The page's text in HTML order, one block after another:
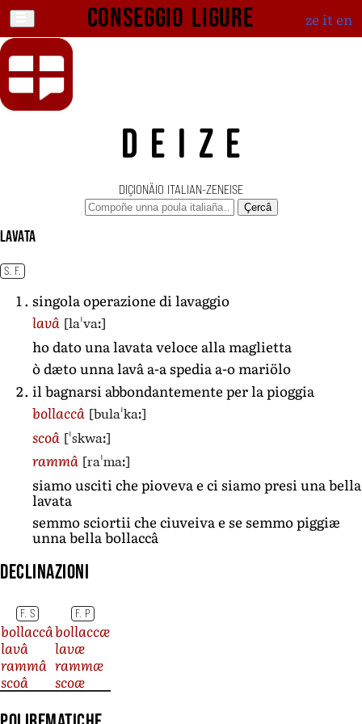
Conseggio ligure ze iten
DEIZE
DIÇIONÄIO ITALIAN-ZENEISE
Çercâ
lavata
S. F.
singola operazione di lavaggio
lavâ [laˈvaː]
ho dato una lavata veloce alla maglietta
ò dæto unna lavâ a-a spedia a-o mariölo
il bagnarsi abbondantemente per la pioggia
bollaccâ [bulaˈkaː]
scoâ [ˈskwaː]
rammâ [raˈmaː]
siamo usciti che pioveva e ci siamo presi una bella
lavata
semmo sciortii che ciuveiva e se semmo piggiæ
unna bella bollaccâ
Declinazioni
F. S F. P
bollaccâbollaccæ
lavâ
lavæ
rammâ rammæ
scoâ
scoæ